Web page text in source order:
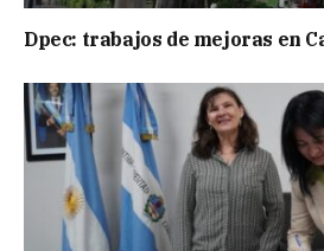
Dpec: trabajos de mejoras en